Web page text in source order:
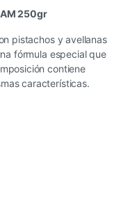
250gr
pistachos y avellanas
fórmula especial que
contiene
características.